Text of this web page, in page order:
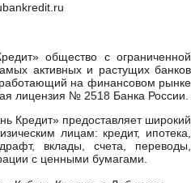
общество с ограниченной
активных и растущих банков
на финансовом рынке
лицензия № 2518 Банка России.
Кредит» предоставляет широкий
лицам: кредит, ипотека,
вклады, счета, переводы,
с ценными бумагами.